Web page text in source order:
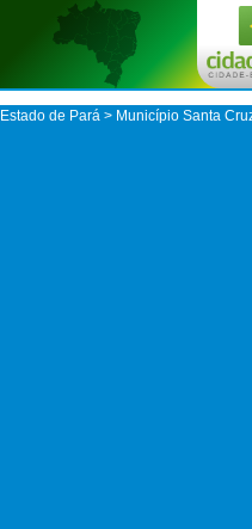
Estado de Pará > Município Santa